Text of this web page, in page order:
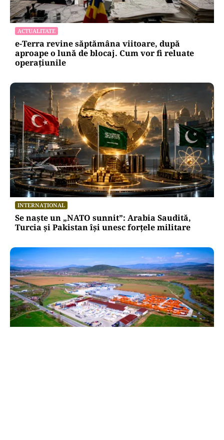
ACTUALITATE
e-Terra revine săptămâna viitoare, după
aproape o lună de blocaj. Cum vor fi reluate
operațiunile
INTERNAȚIONAL
Se naște un „NATO sunnit”: Arabia Saudită,
Turcia și Pakistan își unesc forțele militare